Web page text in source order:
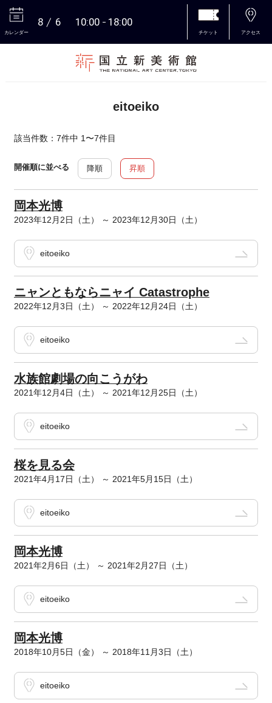
カレンダー
8 6 10:00 18:00
チケット アクセス
eitoeiko
該当件数：7件中 1〜7件目
開催順に並べる 降順 昇順
岡本光博
2023年12月2日（土） ～ 2023年12月30日（土）
eitoeiko
ニャンともならニャイ Catastrophe
2022年12月3日（土） ～ 2022年12月24日（土）
eitoeiko
水族館劇場の向こうがわ
2021年12月4日（土） ～ 2021年12月25日（土）
eitoeiko
桜を見る会
2021年4月17日（土） ～ 2021年5月15日（土）
eitoeiko
岡本光博
2021年2月6日（土） ～ 2021年2月27日（土）
eitoeiko
岡本光博
2018年10月5日（金） ～ 2018年11月3日（土）
eitoeiko